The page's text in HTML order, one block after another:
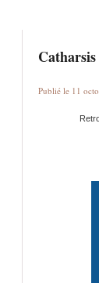
Publié le 11